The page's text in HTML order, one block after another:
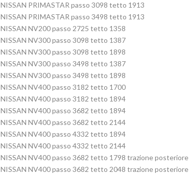
NISSAN PRIMASTAR passo 3098 tetto 1913
NISSAN PRIMASTAR passo 3498 tetto 1913
NISSAN NV200 passo 2725 tetto 1358
NISSAN NV300 passo 3098 tetto 1387
NISSAN NV300 passo 3098 tetto 1898
NISSAN NV300 passo 3498 tetto 1387
NISSAN NV300 passo 3498 tetto 1898
NISSAN NV400 passo 3182 tetto 1700
NISSAN NV400 passo 3182 tetto 1894
NISSAN NV400 passo 3682 tetto 1894
NISSAN NV400 passo 3682 tetto 2144
NISSAN NV400 passo 4332 tetto 1894
NISSAN NV400 passo 4332 tetto 2144
NISSAN NV400 passo 3682 tetto 1798 trazione posteriore
NISSAN NV400 passo 3682 tetto 2048 trazione posteriore